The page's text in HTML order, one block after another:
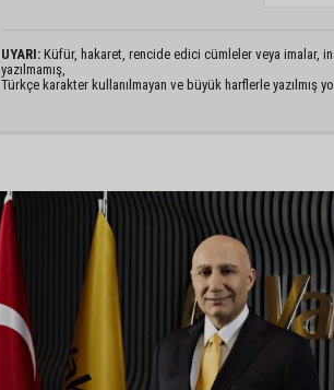
UYARI: Küfür, hakaret, rencide edici cümleler veya imalar,
yazılmamış,
Türkçe karakter kullanılmayan ve büyük harflerle yazılmış